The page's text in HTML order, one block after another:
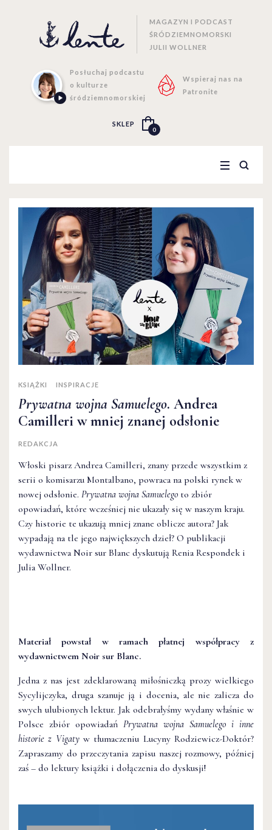
MAGAZYN I PODCAST
ŚRÓDZIEMNOMORSKI
JULII WOLLNER
Posłuchaj podcastu
o kulturze
śródziemnomorskiej
Wspieraj nas na
Patronite
SKLEP
0
KSIĄŻKI INSPIRACJE
Prywatna wojna Samuelego. Andrea
Camilleri w mniej znanej odsłonie
REDAKCJA
Włoski pisarz Andrea Camilleri, znany przede wszystkim z
serii o komisarzu Montalbano, powraca na polski rynek w
nowej odsłonie. Prywatna wojna Samuelego to zbiór
opowiadań, które wcześniej nie ukazały się w naszym kraju.
Czy historie te ukazują mniej znane oblicze autora? Jak
wypadają na tle jego największych dzieł? O publikacji
wydawnictwa Noir sur Blanc dyskutują Renia Respondek i
Julia Wollner.
Materiał powstał w ramach płatnej współpracy z
wydawnictwem Noir sur Blanc.
Jedna z nas jest zdeklarowaną miłośniczką prozy wielkiego
Sycylijczyka, druga szanuje ją i docenia, ale nie zalicza do
swych ulubionych lektur. Jak odebrałyśmy wydany właśnie w
Polsce zbiór opowiadań Prywatna wojna Samuelego i inne
historie z Vigaty w tłumaczeniu Lucyny Rodziewicz-Doktór?
Zapraszamy do przeczytania zapisu naszej rozmowy, później
zaś – do lektury książki i dołączenia do dyskusji!